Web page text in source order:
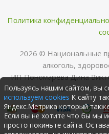
Политика
2026 © Нациoнальные
алкoгoль,
ИП Пономарева Дина
ОГРНИП:
Пользуясь нашим сайтом, вы
используем cookies К сайту
Яндекс.Метрика который
Если вы не хотите что бы мы
просто покиньте сайта.